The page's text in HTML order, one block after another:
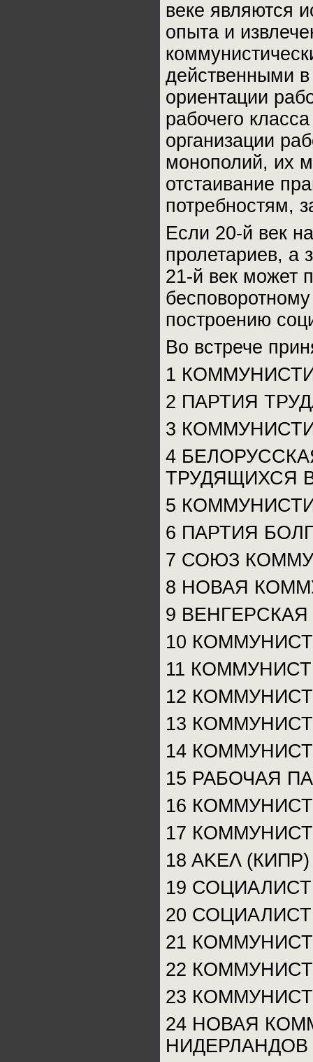
веке являются
опыта и
действенными в
ориентации
рабочего
организации
монополий, их
отстаивание
потребностям,
Если 20-й век
пролетариев, а
21-й век может
построению
Во встрече
1
2 ПАРТИЯ
3
4
ТРУДЯЩИХСЯ
5
6 ПАРТИЯ
7 СОЮЗ
8 НОВАЯ
9
10
11
12
13
14
15 РАБОЧАЯ
16
17
18 ΑΚΕΛ (КИПР)
19
20
21
22
23
24 НОВАЯ
НИДЕРЛАНДОВ